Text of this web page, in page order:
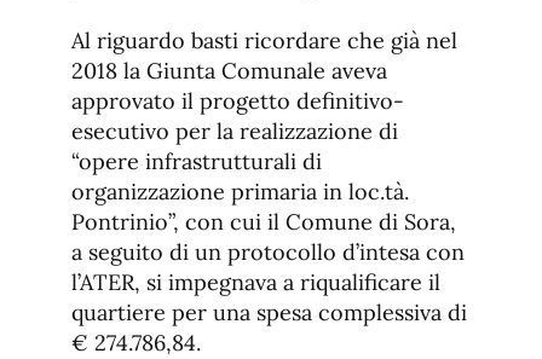
Al riguardo basti ricordare che già nel
2018 la Giunta Comunale aveva
approvato il progetto definitivo-
esecutivo per la realizzazione di
“opere infrastrutturali di
organizzazione primaria in loc.tà.
Pontrinio”, con cui il Comune di Sora,
a seguito di un protocollo d’intesa con
l’ATER, si impegnava a riqualificare il
quartiere per una spesa complessiva di
€ 274.786,84.